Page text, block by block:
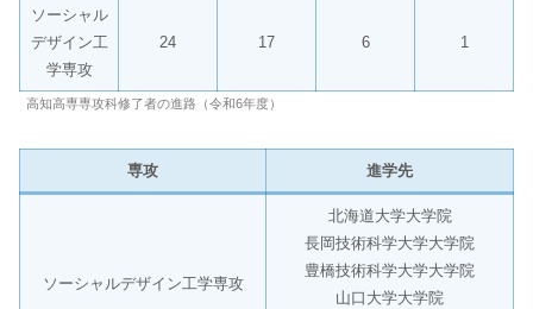
ソーシャル
デザイン工
学専攻
24 17 6 1
高知高専専攻科修了者の進路（令和6年度）
専攻 進学先
ソーシャルデザイン工学専攻
北海道大学大学院
長岡技術科学大学大学院
豊橋技術科学大学大学院
山口大学大学院